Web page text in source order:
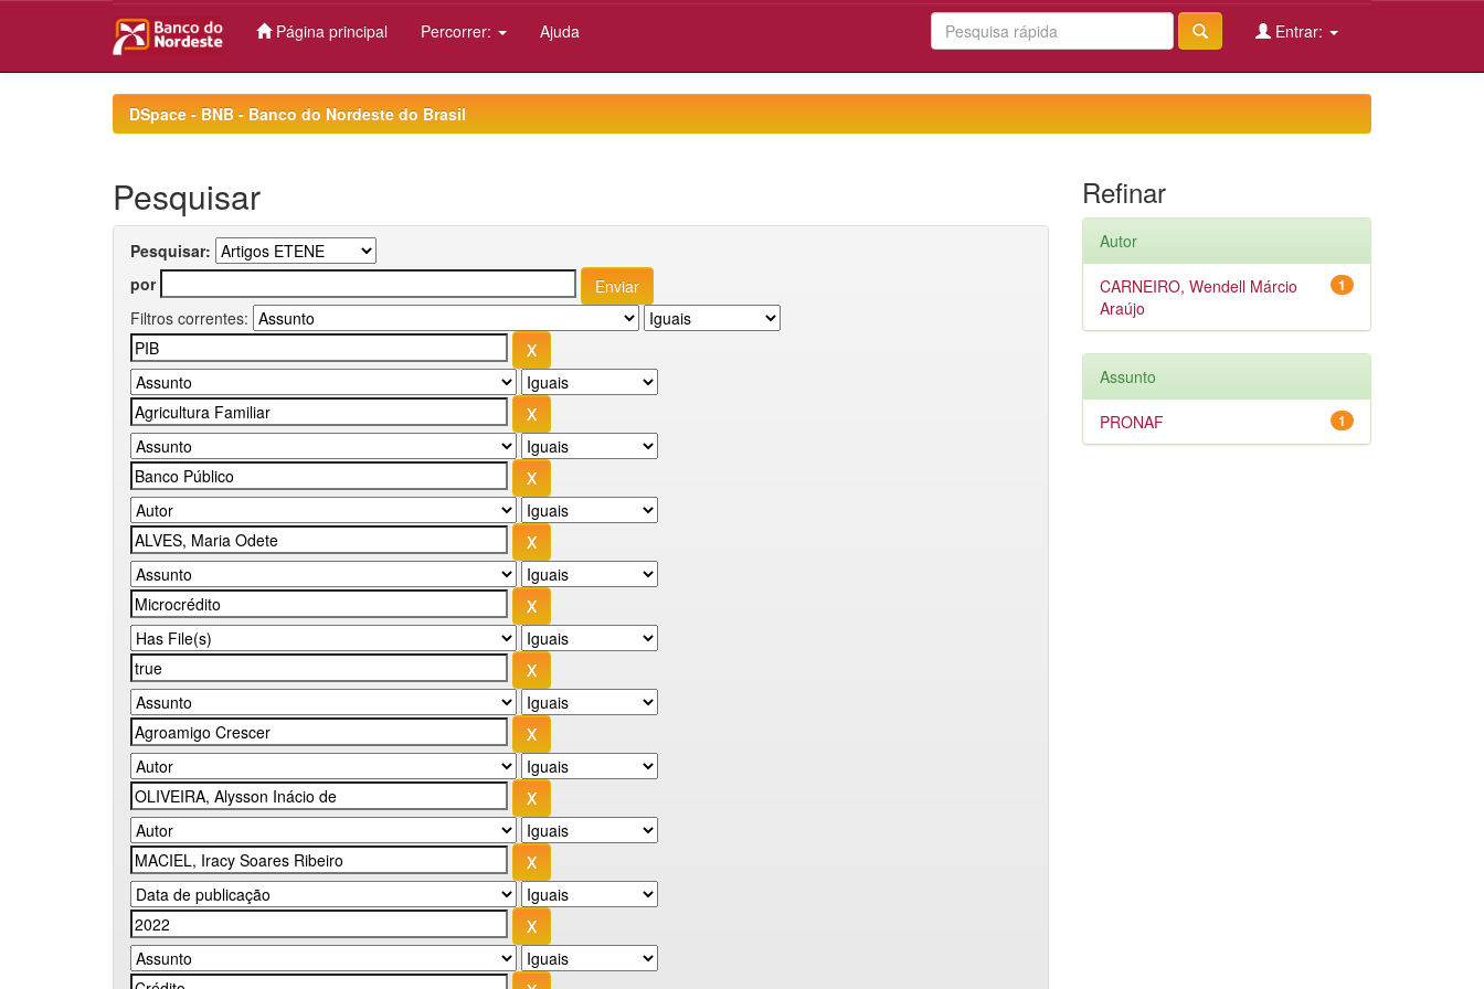
Página principal Percorrer: Ajuda Entrar:
DSpace - BNB - Banco do Nordeste do Brasil
Pesquisar
Pesquisar:
por
Filtros correntes:
Refinar
Autor
1
CARNEIRO, Wendell Márcio
Araújo
Assunto
1
PRONAF